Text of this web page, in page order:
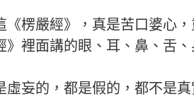
《楞嚴經》，真是苦口婆心
》裡面講的眼、耳、鼻、舌、
虛妄的，都是假的，都不是